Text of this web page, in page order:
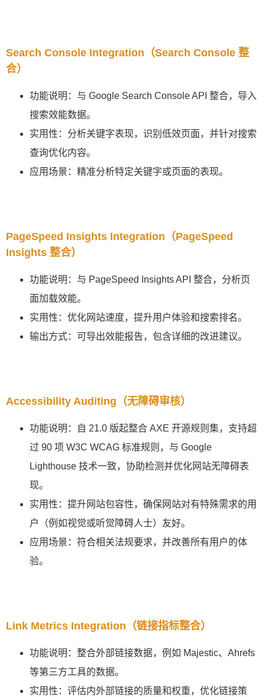
Search Console Integration（Search Console 整
合）
功能说明：与 Google Search Console API 整合，导入
搜索效能数据。
实用性：分析关键字表现，识别低效页面，并针对搜索
查询优化内容。
应用场景：精准分析特定关键字或页面的表现。
PageSpeed Insights Integration（PageSpeed
Insights 整合）
功能说明：与 PageSpeed Insights API 整合，分析页
面加载效能。
实用性：优化网站速度，提升用户体验和搜索排名。
输出方式：可导出效能报告，包含详细的改进建议。
Accessibility Auditing（无障碍审核）
功能说明：自 21.0 版起整合 AXE 开源规则集，支持超
过 90 项 W3C WCAG 标准规则，与 Google
Lighthouse 技术一致，协助检测并优化网站无障碍表
现。
实用性：提升网站包容性，确保网站对有特殊需求的用
户（例如视觉或听觉障碍人士）友好。
应用场景：符合相关法规要求，并改善所有用户的体
验。
Link Metrics Integration（链接指标整合）
功能说明：整合外部链接数据，例如 Majestic、Ahrefs
等第三方工具的数据。
实用性：评估内外部链接的质量和权重，优化链接策